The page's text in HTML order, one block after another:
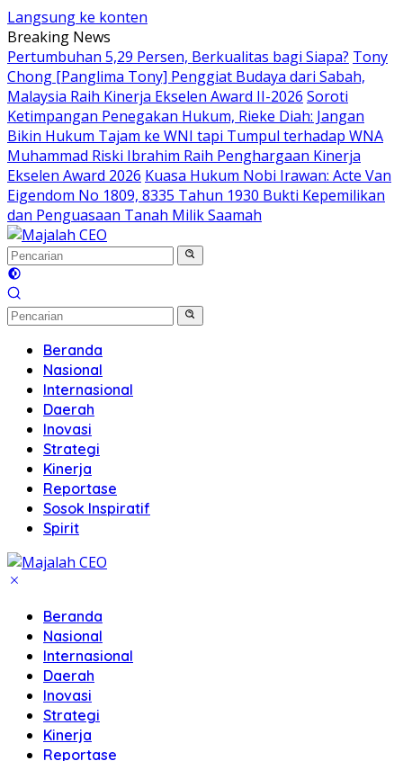
Langsung ke konten
Breaking News
Pertumbuhan 5,29 Persen, Berkualitas bagi Siapa? Tony
Chong [Panglima Tony] Penggiat Budaya dari Sabah,
Malaysia Raih Kinerja Ekselen Award II-2026 Soroti
Ketimpangan Penegakan Hukum, Rieke Diah: Jangan
Bikin Hukum Tajam ke WNI tapi Tumpul terhadap WNA
Muhammad Riski Ibrahim Raih Penghargaan Kinerja
Ekselen Award 2026 Kuasa Hukum Nobi Irawan: Acte Van
Eigendom No 1809, 8335 Tahun 1930 Bukti Kepemilikan
dan Penguasaan Tanah Milik Saamah
Beranda
Nasional
Internasional
Daerah
Inovasi
Strategi
Kinerja
Reportase
Sosok Inspiratif
Spirit
Beranda
Nasional
Internasional
Daerah
Inovasi
Strategi
Kinerja
Reportase